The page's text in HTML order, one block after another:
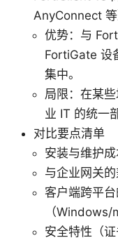
AnyConnect 等
优势：与
FortiGate 设
集中。
局限：在某
业 IT 的统一
对比要点清单
安装与维护
与企业网关
客户端跨平
（Windows/
安全特性（证